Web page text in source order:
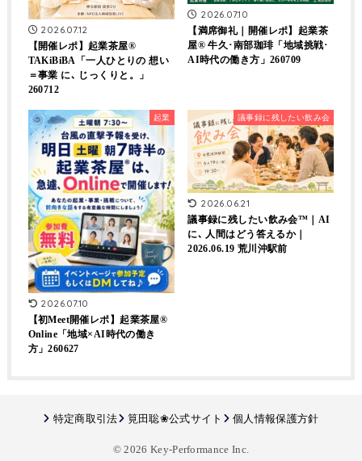
2026.07.12
【開催レポ】起業茶屋®
TAKiBiBA「一人ひとりの 想い
＝事業 に､ じっくりと。」
260712
2026.07.10
【満席御礼｜開催レポ】起業茶
屋® 牛久･南部珈琲「地域挑戦･
AI時代の働き方」260709
起業
2026.07.10
【初Meet開催レポ】起業茶屋®
Online「地域×AI時代の働き
方」260627
議事録に残したい飲み会
2026.06.21
議事録に残したい飲み会™｜AI
に､ 人間はどう答えるか｜
2026.06.19 荒川沖駅前
特定商取引法 筧田聡❀公式サイト 個人情報保護方針
© 2026 Key-Performance Inc.